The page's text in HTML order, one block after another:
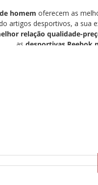
homem oferecem as
artigos desportivos, a sua
relação qualidade-
as desportivas Reebok